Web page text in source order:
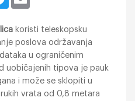
koristi teleskopsku
poslova održavanja
u ograničenim
uobičajenih tipova je pauk
i može se sklopiti u
vrata od 0,8 metara